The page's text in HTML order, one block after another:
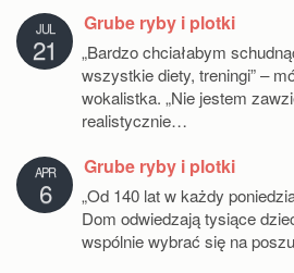
JUL
21
Grube ryby i plotki
„Bardzo chciałabym
wszystkie diety, treningi” –
wokalistka. „Nie jestem
realistycznie…
APR
6
Grube ryby i plotki
„Od 140 lat w każdy
Dom odwiedzają tysiące
wspólnie wybrać się na